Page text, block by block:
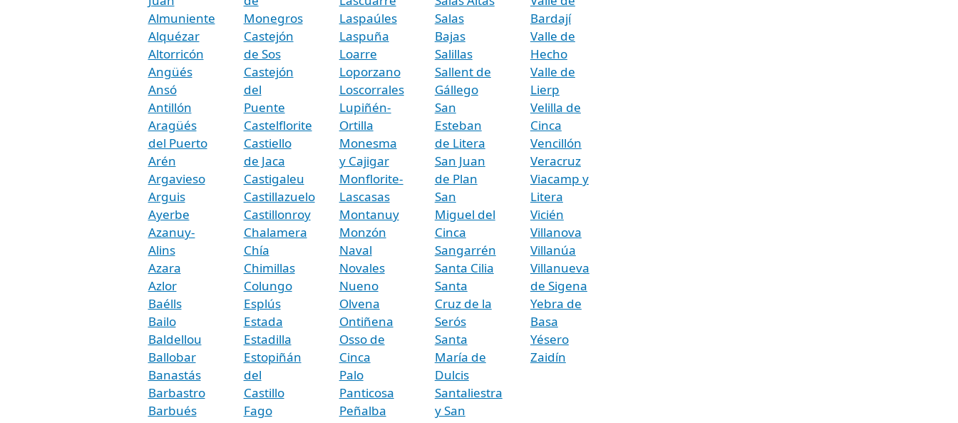
Almuniente
Alquézar
Altorricón
Angüés
Ansó
Antillón
Aragüés
del Puerto
Arén
Argavieso
Arguis
Ayerbe
Azanuy-
Alins
Azara
Azlor
Baélls
Bailo
Baldellou
Ballobar
Banastás
Barbastro
Barbués
Monegros
Castejón
de Sos
Castejón
del
Puente
Castelflorite
Castiello
de Jaca
Castigaleu
Castillazuelo
Castillonroy
Chalamera
Chía
Chimillas
Colungo
Esplús
Estada
Estadilla
Estopiñán
del
Castillo
Fago
Laspaúles
Laspuña
Loarre
Loporzano
Loscorrales
Lupiñén-
Ortilla
Monesma
y Cajigar
Monflorite-
Lascasas
Montanuy
Monzón
Naval
Novales
Nueno
Olvena
Ontiñena
Osso de
Cinca
Palo
Panticosa
Peñalba
Salas
Bajas
Salillas
Sallent de
Gállego
San
Esteban
de Litera
San Juan
de Plan
San
Miguel del
Cinca
Sangarrén
Santa Cilia
Santa
Cruz de la
Serós
Santa
María de
Dulcis
Santaliestra
y San
Bardají
Valle de
Hecho
Valle de
Lierp
Velilla de
Cinca
Vencillón
Veracruz
Viacamp y
Litera
Vicién
Villanova
Villanúa
Villanueva
de Sigena
Yebra de
Basa
Yésero
Zaidín